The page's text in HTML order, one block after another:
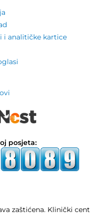
i analitičke kartice
posjeta:
zaštićena. Klinički